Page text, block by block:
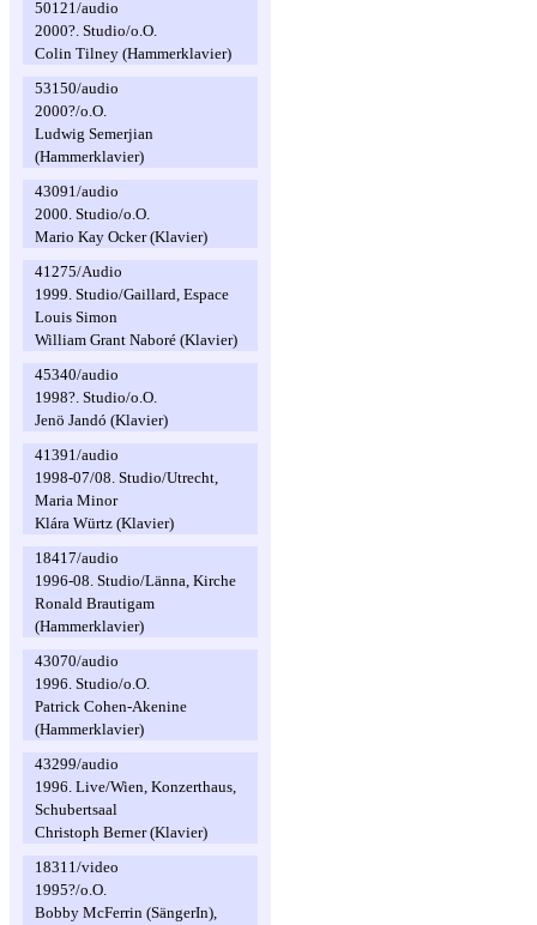
50121/audio
2000?. Studio/o.O.
Colin Tilney (Hammerklavier)
53150/audio
2000?/o.O.
Ludwig Semerjian
(Hammerklavier)
43091/audio
2000. Studio/o.O.
Mario Kay Ocker (Klavier)
41275/Audio
1999. Studio/Gaillard, Espace
Louis Simon
William Grant Naboré (Klavier)
45340/audio
1998?. Studio/o.O.
Jenö Jandó (Klavier)
41391/audio
1998-07/08. Studio/Utrecht,
Maria Minor
Klára Würtz (Klavier)
18417/audio
1996-08. Studio/Länna, Kirche
Ronald Brautigam
(Hammerklavier)
43070/audio
1996. Studio/o.O.
Patrick Cohen-Akenine
(Hammerklavier)
43299/audio
1996. Live/Wien, Konzerthaus,
Schubertsaal
Christoph Berner (Klavier)
18311/video
1995?/o.O.
Bobby McFerrin (SängerIn),